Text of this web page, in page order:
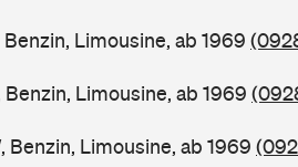
Benzin, Limousine, ab 1969
Benzin, Limousine, ab 1969
Benzin, Limousine, ab 1969